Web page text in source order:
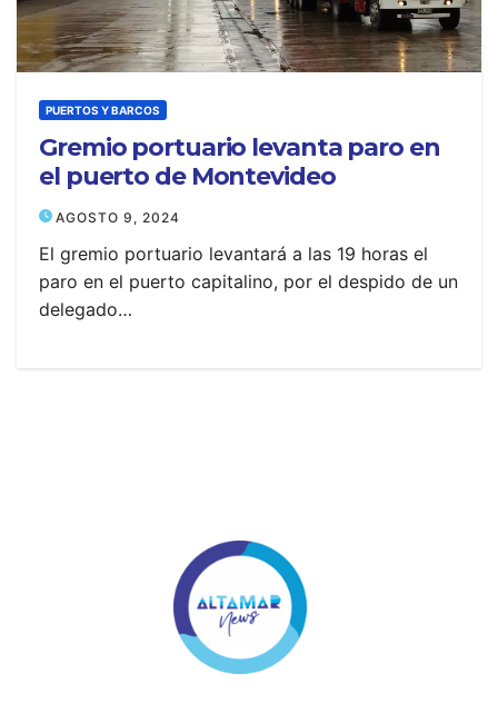
PUERTOS Y BARCOS
Gremio portuario levanta paro en
el puerto de Montevideo
AGOSTO 9, 2024
El gremio portuario levantará a las 19 horas el
paro en el puerto capitalino, por el despido de un
delegado…